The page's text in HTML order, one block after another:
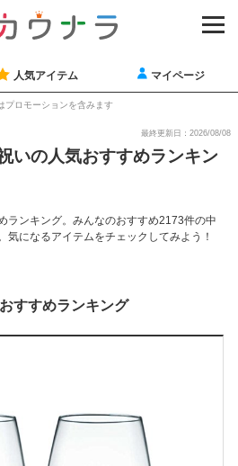
人気アイテム マイページ
プロモーションを含みます
最終更新日：2026/08/08
いの人気おすすめランキン
ランキング。みんなのおすすめ2173件の中
気になるアイテムをチェックしてみよう！
すすめランキング